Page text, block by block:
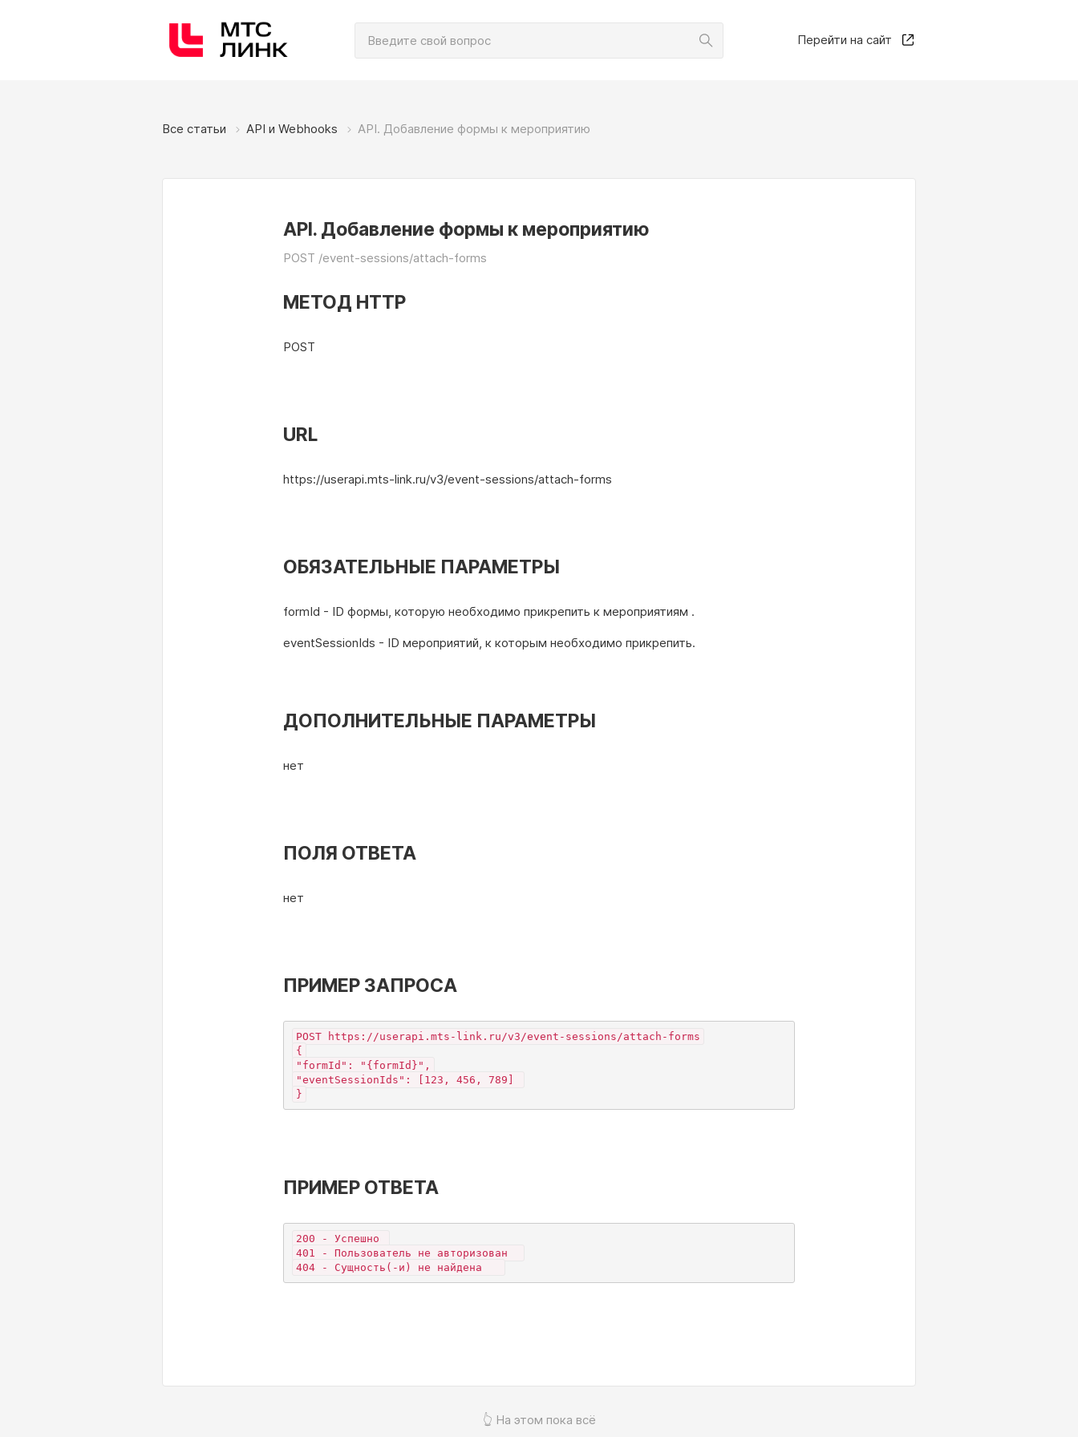
Перейти на сайт
Все статьи API и Webhooks API. Добавление формы к мероприятию
API. Добавление формы к мероприятию
POST /event-sessions/attach-forms
МЕТОД HTTP
POST
URL
https://userapi.mts-link.ru/v3/event-sessions/attach-forms
ОБЯЗАТЕЛЬНЫЕ ПАРАМЕТРЫ
formId - ID формы, которую необходимо прикрепить к мероприятиям .
eventSessionIds - ID мероприятий, к которым необходимо прикрепить.
ДОПОЛНИТЕЛЬНЫЕ ПАРАМЕТРЫ
нет
ПОЛЯ ОТВЕТА
нет
ПРИМЕР ЗАПРОСА
POST https://userapi.mts-link.ru/v3/event-sessions/attach-forms
{
"formId": "{formId}",
"eventSessionIds": [123, 456, 789]
}
ПРИМЕР ОТВЕТА
200 - Успешно
401 - Пользователь не авторизован
404 - Сущность(-и) не найдена
👆 На этом пока всё